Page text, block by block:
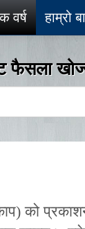
वर्ष हाम्रो
फैसला
को